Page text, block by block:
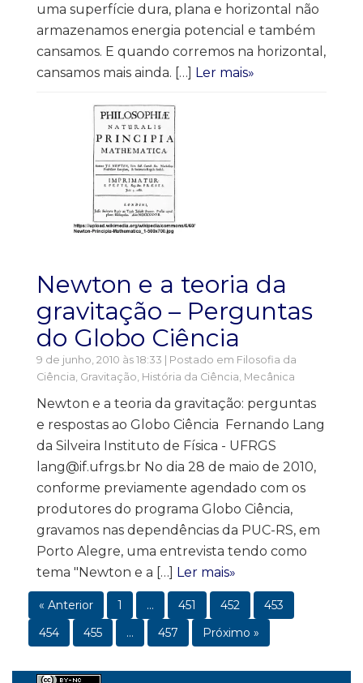
uma superfície dura, plana e horizontal não
armazenamos energia potencial e também
cansamos. E quando corremos na horizontal,
cansamos mais ainda. […] Ler mais»
Newton e a teoria da
gravitação – Perguntas
do Globo Ciência
9 de junho, 2010 às 18:33 | Postado em Filosofia da
Ciência Gravitação História da Ciência Mecânica
Newton e a teoria da gravitação: perguntas
e respostas ao Globo Ciência Fernando Lang
da Silveira Instituto de Física - UFRGS
lang@if.ufrgs.br No dia 28 de maio de 2010,
conforme previamente agendado com os
produtores do programa Globo Ciência,
gravamos nas dependências da PUC-RS, em
Porto Alegre, uma entrevista tendo como
tema "Newton e a […] Ler mais»
« Anterior 1 … 451 452
453
454
455 … 457 Próximo »